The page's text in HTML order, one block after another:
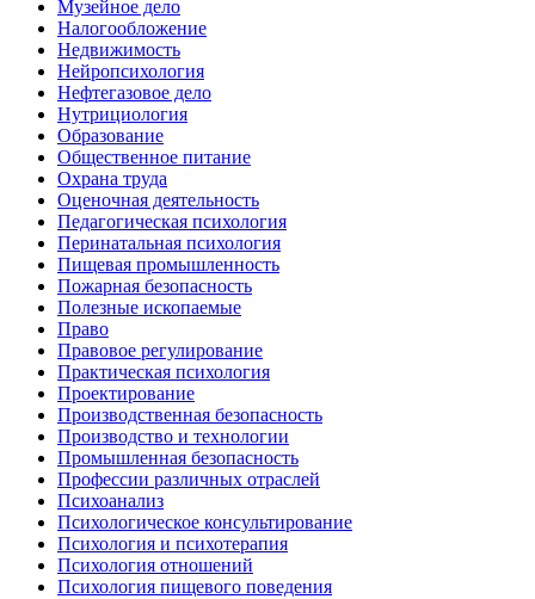
Музейное дело
Налогообложение
Недвижимость
Нейропсихология
Нефтегазовое дело
Нутрициология
Образование
Общественное питание
Охрана труда
Оценочная деятельность
Педагогическая психология
Перинатальная психология
Пищевая промышленность
Пожарная безопасность
Полезные ископаемые
Право
Правовое регулирование
Практическая психология
Проектирование
Производственная безопасность
Производство и технологии
Промышленная безопасность
Профессии различных отраслей
Психоанализ
Психологическое консультирование
Психология и психотерапия
Психология отношений
Психология пищевого поведения